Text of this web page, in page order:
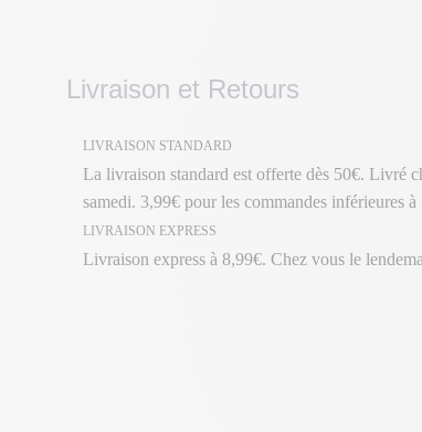
Livraison et Retours
LIVRAISON STANDARD
La livraison standard est offerte dès 50€. Livré
samedi. 3,99€ pour les commandes inférieures à
LIVRAISON EXPRESS
Livraison express à 8,99€. Chez vous le